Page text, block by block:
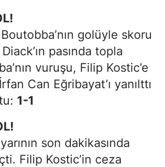
golüyle skoru
pasında topla
vuruşu, Filip Kostic’e
Can Eğribayat’ı yanılttı
1-1
son dakikasında
Filip Kostic’in ceza